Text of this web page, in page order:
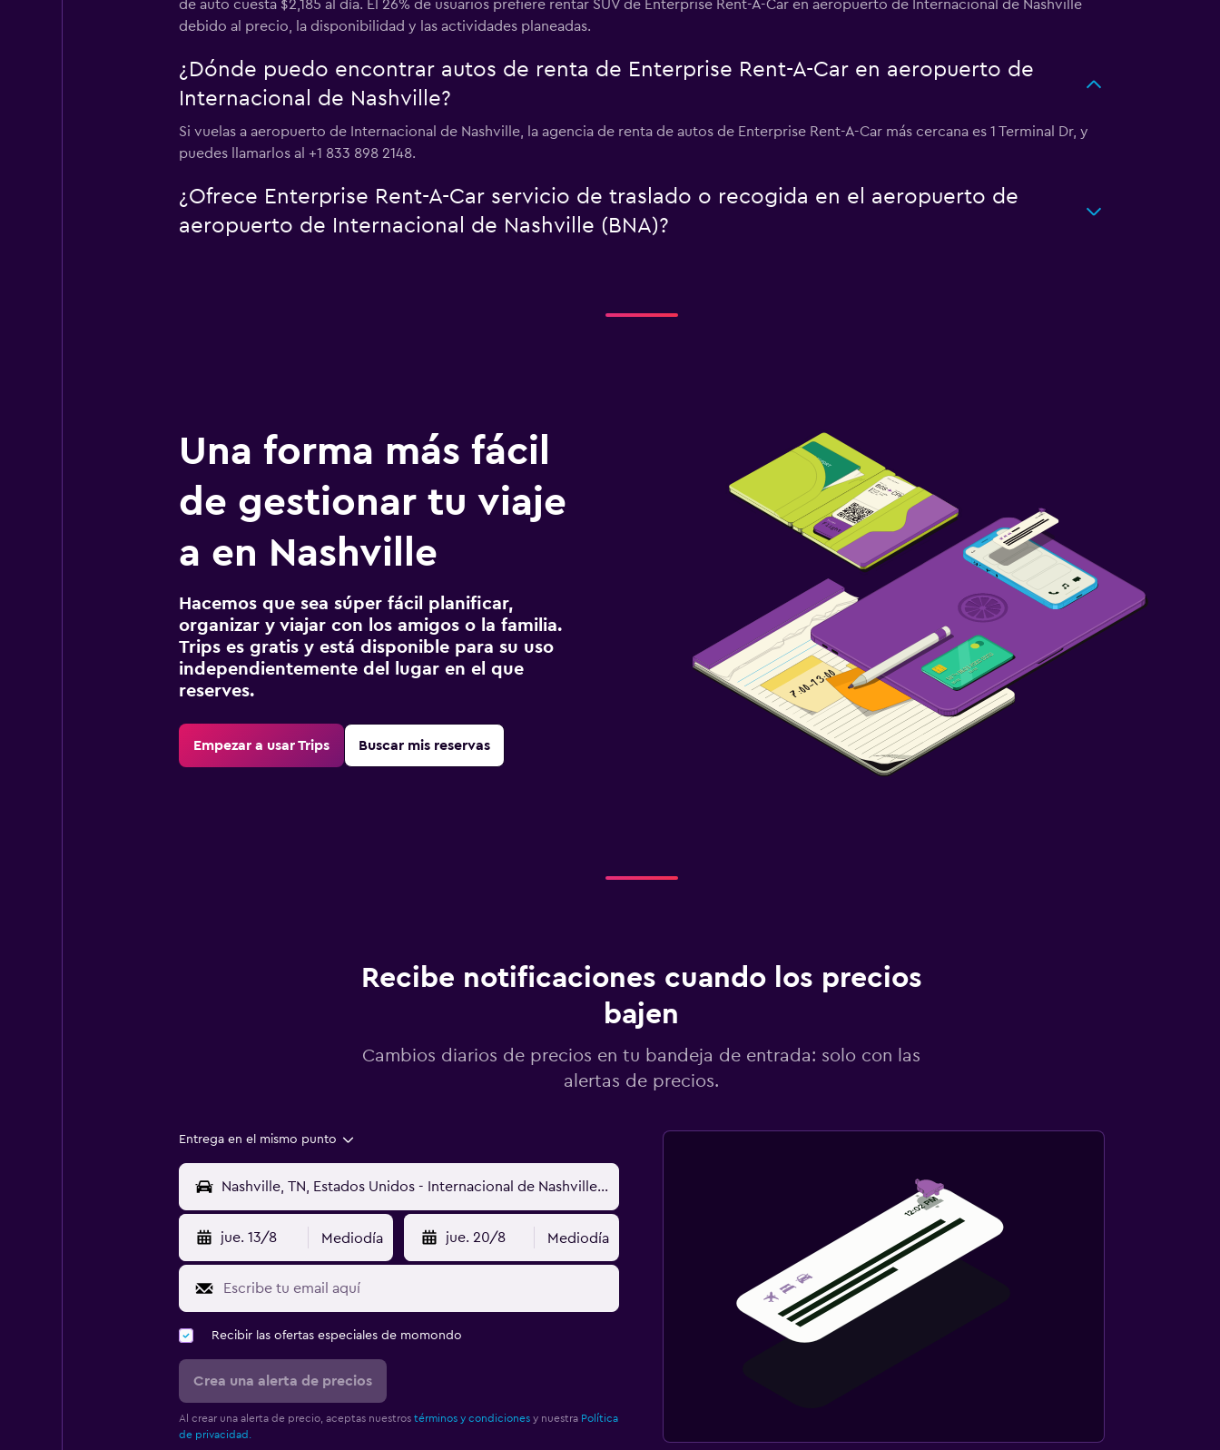
de auto cuesta $2,185 al día. El 26% de usuarios prefiere rentar SUV de Enterprise Rent-A-Car en aeropuerto de Internacional de Nashville
debido al precio, la disponibilidad y las actividades planeadas.
¿Dónde puedo encontrar autos de renta de Enterprise Rent-A-Car en aeropuerto de
Internacional de Nashville?
Si vuelas a aeropuerto de Internacional de Nashville, la agencia de renta de autos de Enterprise Rent-A-Car más cercana es 1 Terminal Dr, y
puedes llamarlos al +1 833 898 2148.
¿Ofrece Enterprise Rent-A-Car servicio de traslado o recogida en el aeropuerto de
aeropuerto de Internacional de Nashville (BNA)?
Una forma más fácil
de gestionar tu viaje
a en Nashville
Hacemos que sea súper fácil planificar,
organizar y viajar con los amigos o la familia.
Trips es gratis y está disponible para su uso
independientemente del lugar en el que
reserves.
Empezar a usar Trips Buscar mis reservas
Recibe notificaciones cuando los precios
bajen
Cambios diarios de precios en tu bandeja de entrada: solo con las
alertas de precios.
Entrega en el mismo punto
jue. 13/8 Mediodía jue. 20/8 Mediodía
Recibir las ofertas especiales de momondo
Crea una alerta de precios
Al crear una alerta de precio, aceptas nuestros términos y condicionesy nuestra Política
de privacidad.